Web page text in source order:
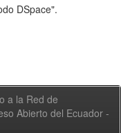
DSpace".
a la Red de
Abierto del Ecuador -